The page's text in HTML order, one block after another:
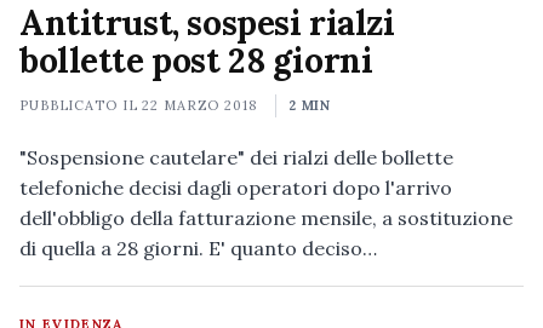
Antitrust, sospesi rialzi
bollette post 28 giorni
PUBBLICATO IL22 MARZO 2018 2 MIN
"Sospensione cautelare" dei rialzi delle bollette
telefoniche decisi dagli operatori dopo l'arrivo
dell'obbligo della fatturazione mensile, a sostituzione
di quella a 28 giorni. E' quanto deciso…
IN EVIDENZA